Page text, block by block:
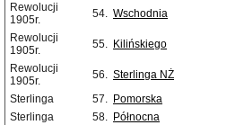
Rewolucji
1905r.
54. Wschodnia
Rewolucji
1905r.
55. Kilińskiego
Rewolucji
1905r.
56. Sterlinga NŻ
Sterlinga 57. Pomorska
Sterlinga
58. Północna